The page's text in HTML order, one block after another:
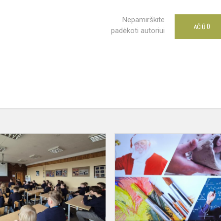
Nepamirškite
padėkoti autoriui
AČIŪ 0
Jaunimo
mada
ir
folkstilius